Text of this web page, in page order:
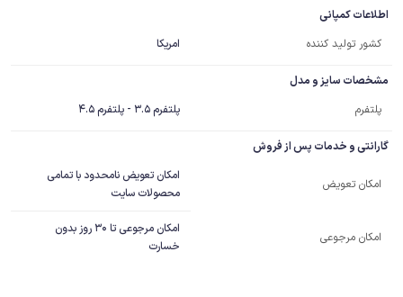
اطلاعات کمپانی
کشور تولید کننده
امریکا
مشخصات سایز و مدل
پلتفرم
پلتفرم 3.5 - پلتفرم 4.5
گارانتی و خدمات پس از فروش
امکان تعویض
امکان تعویض نامحدود با تمامی
محصولات سایت
امکان مرجوعی
امکان مرجوعی تا 30 روز بدون
خسارت